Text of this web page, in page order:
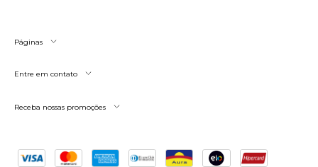
Páginas
Entre em contato
Receba nossas promoções